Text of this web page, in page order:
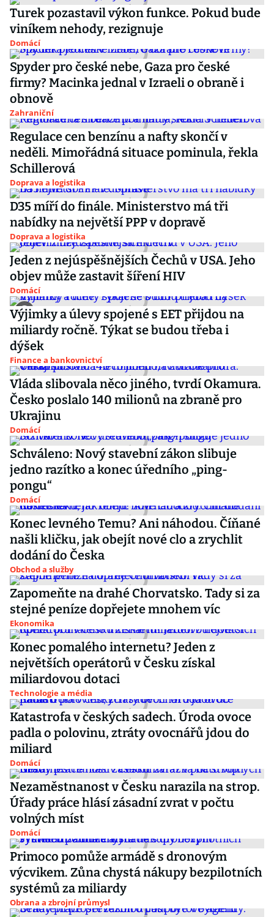
Turek pozastavil výkon funkce. Pokud bude
viníkem nehody, rezignuje
Domácí
Spyder pro české nebe, Gaza pro české
firmy? Macinka jednal v Izraeli o obraně i
obnově
Zahraniční
Regulace cen benzínu a nafty skončí v
neděli. Mimořádná situace pominula, řekla
Schillerová
Doprava a logistika
D35 míří do finále. Ministerstvo má tři
nabídky na největší PPP v dopravě
Doprava a logistika
Jeden z nejúspěšnějších Čechů v USA. Jeho
objev může zastavit šíření HIV
Domácí
Výjimky a úlevy spojené s EET přijdou na
miliardy ročně. Týkat se budou třeba i
dýšek
Finance a bankovnictví
Vláda slibovala něco jiného, tvrdí Okamura.
Česko poslalo 140 milionů na zbraně pro
Ukrajinu
Domácí
Schváleno: Nový stavební zákon slibuje
jedno razítko a konec úředního „ping-
pongu“
Domácí
Konec levného Temu? Ani náhodou. Číňané
našli kličku, jak obejít nové clo a zrychlit
dodání do Česka
Obchod a služby
Zapomeňte na drahé Chorvatsko. Tady si za
stejné peníze dopřejete mnohem víc
Ekonomika
Konec pomalého internetu? Jeden z
největších operátorů v Česku získal
miliardovou dotaci
Technologie a média
Katastrofa v českých sadech. Úroda ovoce
padla o polovinu, ztráty ovocnářů jdou do
miliard
Domácí
Nezaměstnanost v Česku narazila na strop.
Úřady práce hlásí zásadní zvrat v počtu
volných míst
Domácí
Primoco pomůže armádě s dronovým
výcvikem. Zůna chystá nákupy bezpilotních
systémů za miliardy
Obrana a zbrojní průmysl